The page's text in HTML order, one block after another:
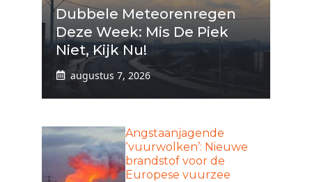
Dubbele Meteorenregen
Deze Week: Mis De Piek
Niet, Kijk Nu!
augustus 7, 2026
Angstaanjagende
‘vuurwolken’: Nieuwe
brandstof voor de
Europese vuurzee